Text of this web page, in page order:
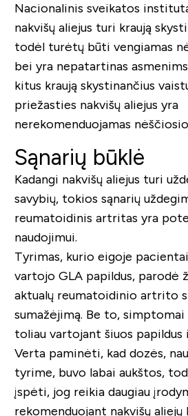
Nacionalinis sveikatos
nakvišų aliejus turi kraują
todėl turėtų būti vengiamas
bei yra nepatartinas
kitus kraują skystinančius
priežasties nakvišų aliejus yra
nerekomenduojamas
Sąnarių būklė
Kadangi nakvišų aliejus turi
savybių, tokios sąnarių
reumatoidinis artritas yra
naudojimui.
Tyrimas, kurio eigoje
vartojo GLA papildus, parodė
aktualų reumatoidinio artrito
sumažėjimą. Be to,
toliau vartojant šiuos papildus
Verta paminėti, kad dozės,
tyrime, buvo labai aukštos,
įspėti, jog reikia daugiau
rekomenduojant nakvišų